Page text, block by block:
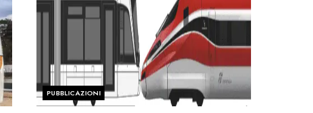
PUBBLICAZIONI